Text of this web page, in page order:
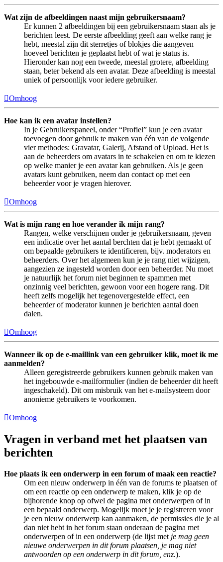
Wat zijn de afbeeldingen naast mijn gebruikersnaam?
Er kunnen 2 afbeeldingen bij een gebruikersnaam staan als je
berichten leest. De eerste afbeelding geeft aan welke rang je
hebt, meestal zijn dit sterretjes of blokjes die aangeven
hoeveel berichten je geplaatst hebt of wat je status is.
Hieronder kan nog een tweede, meestal grotere, afbeelding
staan, beter bekend als een avatar. Deze afbeelding is meestal
uniek of persoonlijk voor iedere gebruiker.
Omhoog
Hoe kan ik een avatar instellen?
In je Gebruikerspaneel, onder “Profiel” kun je een avatar
toevoegen door gebruik te maken van één van de volgende
vier methodes: Gravatar, Galerij, Afstand of Upload. Het is
aan de beheerders om avatars in te schakelen en om te kiezen
op welke manier je een avatar kan gebruiken. Als je geen
avatars kunt gebruiken, neem dan contact op met een
beheerder voor je vragen hierover.
Omhoog
Wat is mijn rang en hoe verander ik mijn rang?
Rangen, welke verschijnen onder je gebruikersnaam, geven
een indicatie over het aantal berchten dat je hebt gemaakt of
om bepaalde gebruikers te identificeren, bijv. moderators en
beheerders. Over het algemeen kun je je rang niet wijzigen,
aangezien ze ingesteld worden door een beheerder. Nu moet
je natuurlijk het forum niet beginnen te spammen met
onzinnig veel berichten, gewoon voor een hogere rang. Dit
heeft zelfs mogelijk het tegenovergestelde effect, een
beheerder of moderator kunnen je berichten aantal doen
dalen.
Omhoog
Wanneer ik op de e-maillink van een gebruiker klik, moet ik me
aanmelden?
Alleen geregistreerde gebruikers kunnen gebruik maken van
het ingebouwde e-mailformulier (indien de beheerder dit heeft
ingeschakeld). Dit om misbruik van het e-mailsysteem door
anonieme gebruikers te voorkomen.
Omhoog
Vragen in verband met het plaatsen van
berichten
Hoe plaats ik een onderwerp in een forum of maak een reactie?
Om een nieuw onderwerp in één van de forums te plaatsen of
om een reactie op een onderwerp te maken, klik je op de
bijhorende knop op ofwel de pagina met onderwerpen of in
een bepaald onderwerp. Mogelijk moet je je registreren voor
je een nieuw onderwerp kan aanmaken, de permissies die je al
dan niet hebt in het forum staan onderaan de pagina met
onderwerpen of in een onderwerp (de lijst met je mag geen
nieuwe onderwerpen in dit forum plaatsen, je mag niet
antwoorden op een onderwerp in dit forum, enz.).